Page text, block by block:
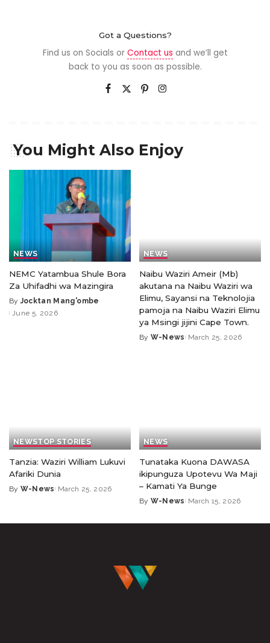
Got a Questions?
Find us on Socials or Contact us and we’ll get
back to you as soon as possible.
You Might Also Enjoy
NEWS
NEMC Yatambua Shule Bora
Za Uhifadhi wa Mazingira
By Jocktan Mang'ombe
June 5, 2026
NEWS
Naibu Waziri Ameir (Mb)
akutana na Naibu Waziri wa
Elimu, Sayansi na Teknolojia
pamoja na Naibu Waziri Elimu
ya Msingi jijini Cape Town.
By W-News March 25, 2026
NEWSTOP STORIES
Tanzia: Waziri William Lukuvi
Afariki Dunia
By W-News March 25, 2026
NEWS
Tunataka Kuona DAWASA
ikipunguza Upotevu Wa Maji
– Kamati Ya Bunge
By W-News March 15, 2026